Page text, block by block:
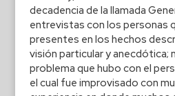
decadencia de la llamada
entrevistas con los personas
presentes en los hechos
visión particular y anecdótica;
problema que hubo con el
el cual fue improvisado con